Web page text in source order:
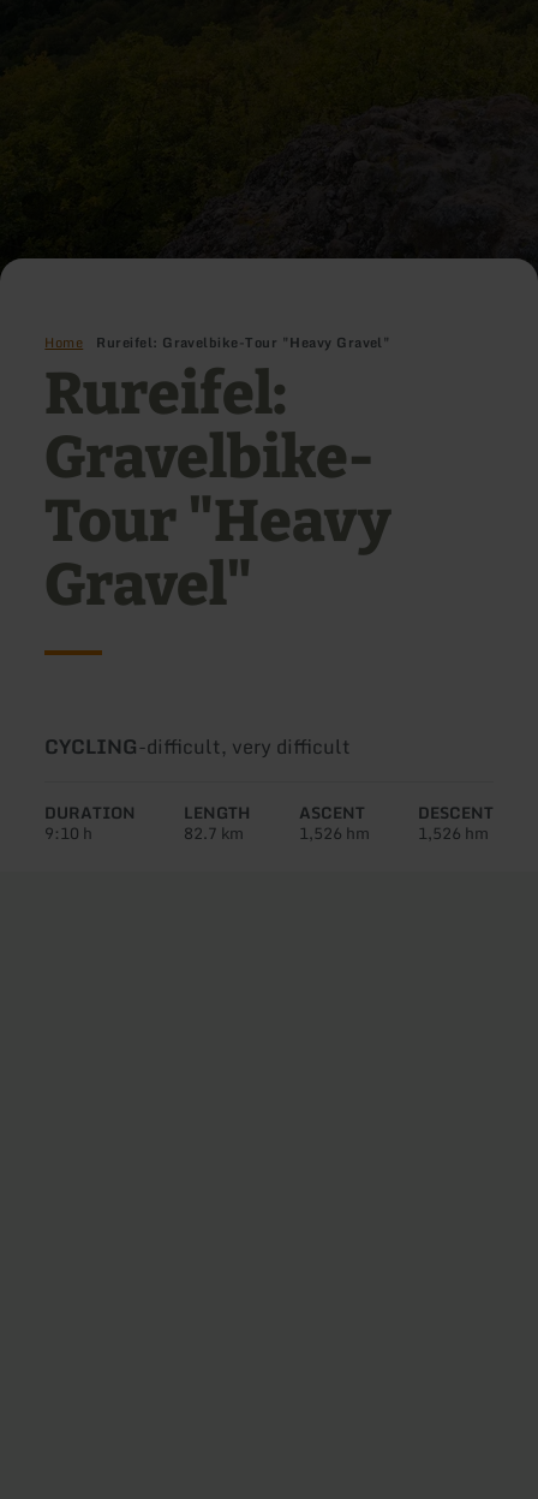
Home Rureifel: Gravelbike-Tour "Heavy Gravel"
Rureifel:
Gravelbike-
Tour "Heavy
Gravel"
Type
tour:
CYCLING-Difficulty:
difficult, very difficult
DURATION
9:10 h
LENGTH
82.7 km
ASCENT
1,526 hm
DESCENT
1,526 hm